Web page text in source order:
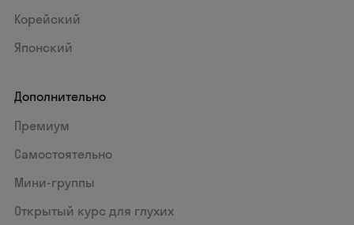
Корейский
Японский
Дополнительно
Премиум
Самостоятельно
Мини-группы
Открытый курс для глухих